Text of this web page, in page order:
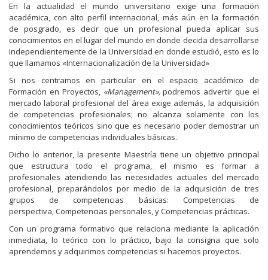
n
a
v
e
n
t
a
n
n
u
e
v
a
)
n
a
v
e
n
t
a
n
a
u
e
v
a
)
u
n
a
v
e
n
t
a
n
n
u
e
v
a
)
En la actualidad el mundo universitario exige una formación
académica, con alto perfil internacional, más aún en la formación
de posgrado, es decir que un profesional pueda aplicar sus
conocimientos en el lugar del mundo en donde decida desarrollarse
independientemente de la Universidad en donde estudió, esto es lo
que llamamos «Internacionalización de la Universidad»
Si nos centramos en particular en el espacio académico de
Formación en Proyectos, «Management»,podremos advertir que el
mercado laboral profesional del área exige además, la adquisición
de competencias profesionales; no alcanza solamente con los
conocimientos teóricos sino que es necesario poder demostrar un
mínimo de competencias individuales básicas.
Dicho lo anterior, la presente Maestría tiene un objetivo principal
que estructura todo el programa, el mismo es formar a
profesionales atendiendo las necesidades actuales del mercado
profesional, preparándolos por medio de la adquisición de tres
grupos de competencias básicas: Competencias de
perspectiva, Competencias personales, y Competencias prácticas.
Con un programa formativo que relaciona mediante la aplicación
inmediata, lo teórico con lo práctico, bajo la consigna que solo
aprendemos y adquirimos competencias si hacemos proyectos.